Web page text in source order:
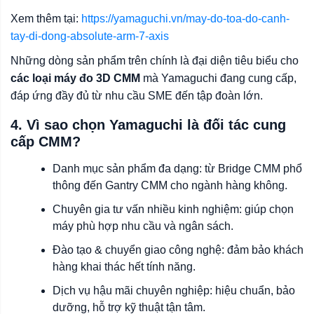
Xem thêm tại: https://yamaguchi.vn/may-do-toa-do-canh-
tay-di-dong-absolute-arm-7-axis
Những dòng sản phẩm trên chính là đại diện tiêu biểu cho
các loại máy đo 3D CMM mà Yamaguchi đang cung cấp,
đáp ứng đầy đủ từ nhu cầu SME đến tập đoàn lớn.
4. Vì sao chọn Yamaguchi là đối tác cung
cấp CMM?
Danh mục sản phẩm đa dạng: từ Bridge CMM phổ
thông đến Gantry CMM cho ngành hàng không.
Chuyên gia tư vấn nhiều kinh nghiệm: giúp chọn
máy phù hợp nhu cầu và ngân sách.
Đào tạo & chuyển giao công nghệ: đảm bảo khách
hàng khai thác hết tính năng.
Dịch vụ hậu mãi chuyên nghiệp: hiệu chuẩn, bảo
dưỡng, hỗ trợ kỹ thuật tận tâm.